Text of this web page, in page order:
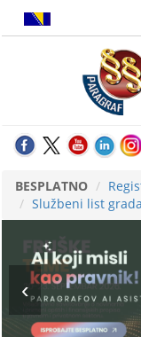
BESPLATNO
Službeni list